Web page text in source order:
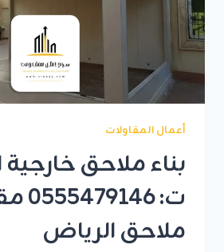
بانل
أعمال المقاولات
بناء ملاحق
ت:
ملاحق الرياض